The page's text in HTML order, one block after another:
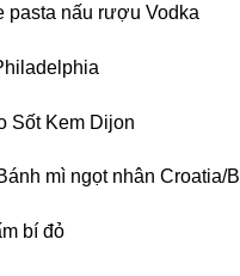
pasta nấu rượu Vodka
Sốt Kem Dijon
mì ngọt nhân Croatia/
bí đỏ